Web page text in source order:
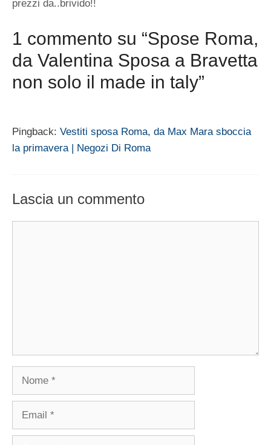
prezzi da..brivido!!
1 commento su “Spose Roma,
da Valentina Sposa a Bravetta
non solo il made in taly”
Pingback: Vestiti sposa Roma, da Max Mara sboccia
la primavera | Negozi Di Roma
Lascia un commento